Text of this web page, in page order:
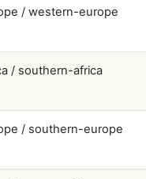
/ western-europe
/ southern-africa
/ southern-europe